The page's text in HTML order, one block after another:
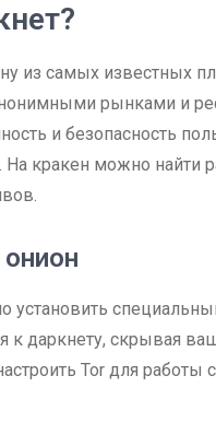
из самых известных
рынками и
и безопасность
кракен можно найти
к даркнету, скрывая
Tor для работы